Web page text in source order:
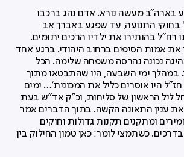
שנה אירע בארה"ב מעשה נורא. אדם נהג ברכבו
בחוקי התנועה, עד שפגע באברך אב
בהותירו את ילדיו הרכים יתומים.
אמות הסיפים ברחוב היהודי. ברגע אחד
נכונה נהרסה משפחה שלימה. הכל
במהלך ימי השבעה, היו שהתבטאו מתוך
היו אוסרים כליל את המכונית'… ימים
ליל הראשון של סליחות, וכ"ק אד"ש בעת
ענין התאונה הקשה. בתוך הדברים אמר
ומתקנים תקנות גדולות וחוקים
כשתמצי לומר: כאן טמון החילוק בין